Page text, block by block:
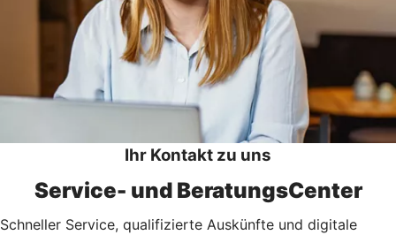
Ihr Kontakt zu uns
Service- und BeratungsCenter
Schneller Service, qualifizierte Auskünfte und digitale